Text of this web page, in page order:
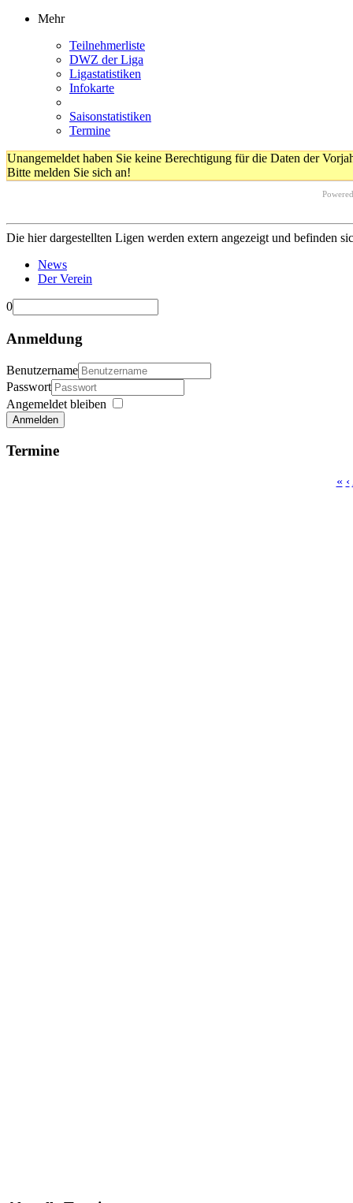
Mehr
Teilnehmerliste
DWZ der Liga
Ligastatistiken
Infokarte
Saisonstatistiken
Termine
Unangemeldet haben Sie keine Berechtigung für die Daten der
Bitte melden Sie sich an!
Die hier dargestellten Ligen werden extern angezeigt und befinden
News
Der Verein
0
Anmeldung
Benutzername
Passwort
Angemeldet bleiben
Anmelden
Termine
« ‹